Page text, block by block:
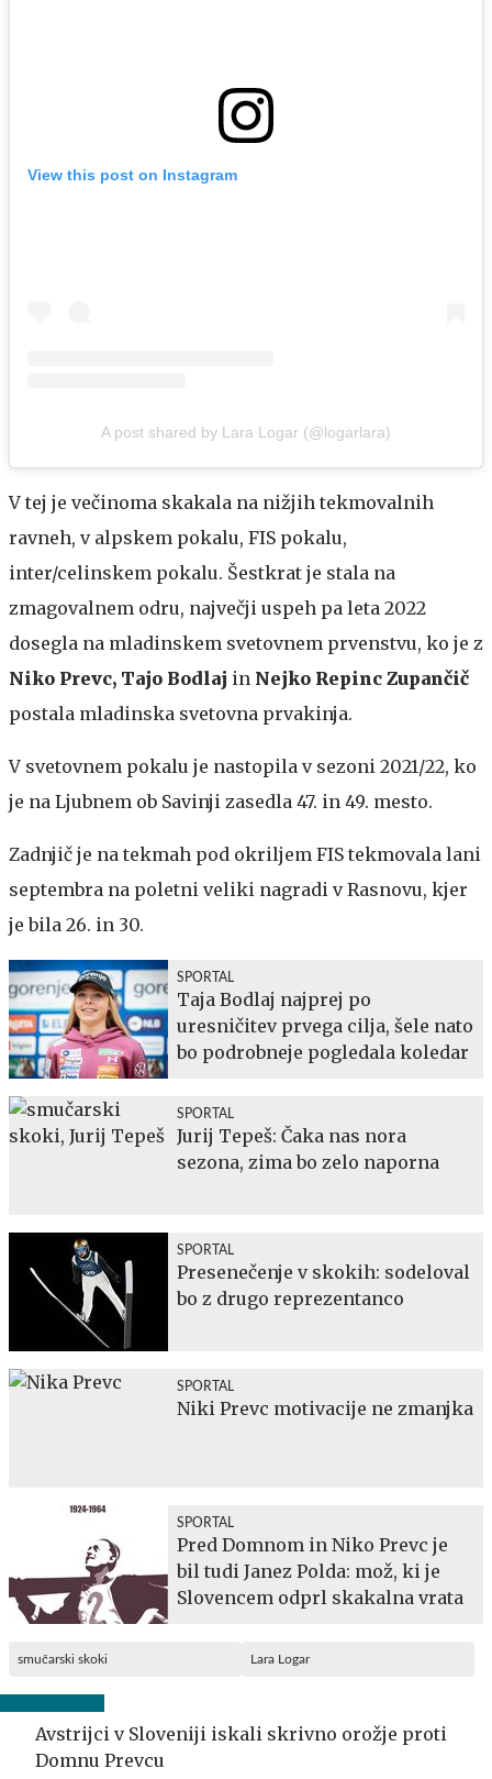
View this post on Instagram
A post shared by Lara Logar (@logarlara)
V tej je večinoma skakala na nižjih tekmovalnih
ravneh, v alpskem pokalu, FIS pokalu,
inter/celinskem pokalu. Šestkrat je stala na
zmagovalnem odru, največji uspeh pa leta 2022
dosegla na mladinskem svetovnem prvenstvu, ko je z
Niko Prevc, Tajo Bodlaj in Nejko Repinc Zupančič
postala mladinska svetovna prvakinja.
V svetovnem pokalu je nastopila v sezoni 2021/22, ko
je na Ljubnem ob Savinji zasedla 47. in 49. mesto.
Zadnjič je na tekmah pod okriljem FIS tekmovala lani
septembra na poletni veliki nagradi v Rasnovu, kjer
je bila 26. in 30.
SPORTAL
Taja Bodlaj najprej po
uresničitev prvega cilja, šele nato
bo podrobneje pogledala koledar
SPORTAL
Jurij Tepeš: Čaka nas nora
sezona, zima bo zelo naporna
SPORTAL
Presenečenje v skokih: sodeloval
bo z drugo reprezentanco
SPORTAL
Niki Prevc motivacije ne zmanjka
SPORTAL
Pred Domnom in Niko Prevc je
bil tudi Janez Polda: mož, ki je
Slovencem odprl skakalna vrata
smučarski skoki Lara Logar
Avstrijci v Sloveniji iskali skrivno orožje proti
Domnu Prevcu